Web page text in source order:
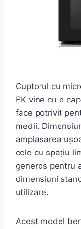
Cuptorul cu
BK vine cu o
face potrivit
medii.
amplasarea
cele cu spațiu
generos pentru
dimensiuni
utilizare.
Acest model